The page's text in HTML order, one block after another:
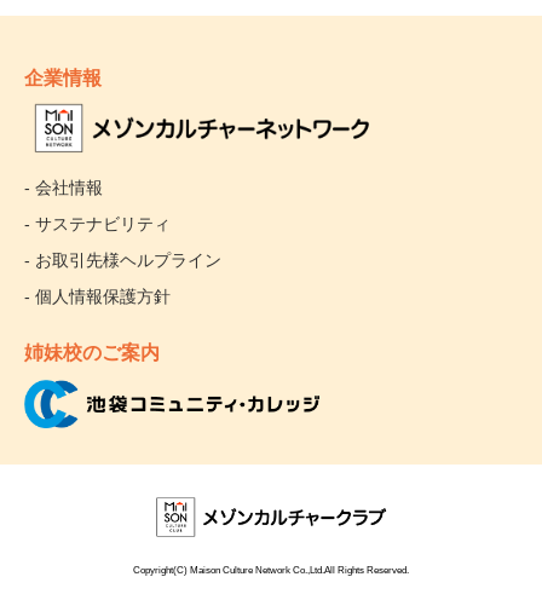
企業情報
- 会社情報
- サステナビリティ
- お取引先様ヘルプライン
- 個人情報保護方針
姉妹校のご案内
Copyright(C) Maison Culture Network Co.,Ltd.All Rights Reserved.